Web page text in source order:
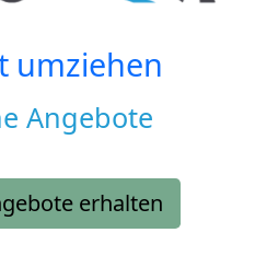
umziehen
Angebote
erhalten